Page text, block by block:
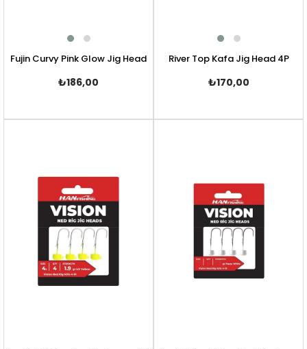
Fujin Curvy Pink Glow Jig Head
₺186,00
River Top Kafa Jig Head 4P
₺170,00